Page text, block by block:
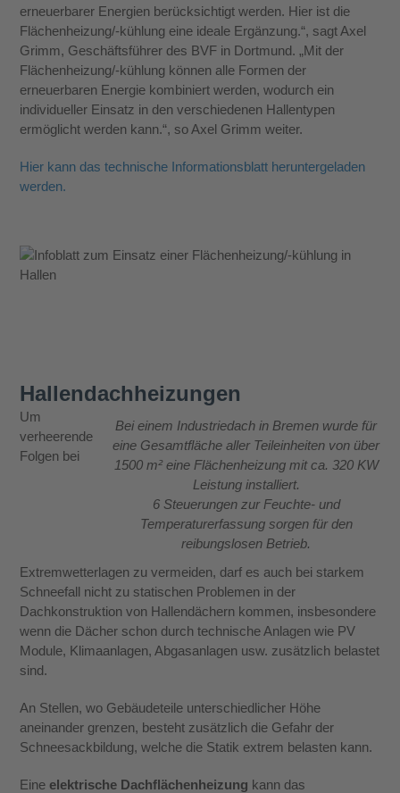
erneuerbarer Energien berücksichtigt werden. Hier ist die
Flächenheizung/-kühlung eine ideale Ergänzung.“, sagt Axel
Grimm, Geschäftsführer des BVF in Dortmund. „Mit der
Flächenheizung/-kühlung können alle Formen der
erneuerbaren Energie kombiniert werden, wodurch ein
individueller Einsatz in den verschiedenen Hallentypen
ermöglicht werden kann.“, so Axel Grimm weiter.
Hier kann das technische Informationsblatt heruntergeladen
werden.
Hallendachheizungen
Bei einem Industriedach in Bremen wurde für
eine Gesamtfläche aller Teileinheiten von über
1500 m² eine Flächenheizung mit ca. 320 KW
Leistung installiert.
6 Steuerungen zur Feuchte- und
Temperaturerfassung sorgen für den
reibungslosen Betrieb.
Um
verheerende
Folgen bei
Extremwetterlagen zu vermeiden, darf es auch bei starkem
Schneefall nicht zu statischen Problemen in der
Dachkonstruktion von Hallendächern kommen, insbesondere
wenn die Dächer schon durch technische Anlagen wie PV
Module, Klimaanlagen, Abgasanlagen usw. zusätzlich belastet
sind.
An Stellen, wo Gebäudeteile unterschiedlicher Höhe
aneinander grenzen, besteht zusätzlich die Gefahr der
Schneesackbildung, welche die Statik extrem belasten kann.
Eine elektrische Dachflächenheizung kann das